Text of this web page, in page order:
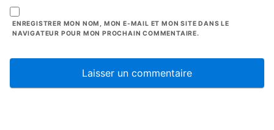
ENREGISTRER MON NOM, MON E-MAIL ET MON SITE DANS LE
NAVIGATEUR POUR MON PROCHAIN COMMENTAIRE.